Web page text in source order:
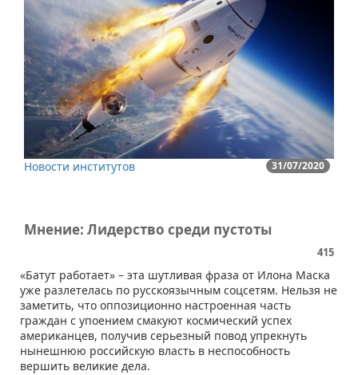
31/07/2020
Новости институтов
Мнение: Лидерство среди пустоты
415
​«Батут работает» – эта шутливая фраза от Илона Маска
уже разлетелась по русскоязычным соцсетям. Нельзя не
заметить, что оппозиционно настроенная часть
граждан с упоением смакуют космический успех
американцев, получив серьезный повод упрекнуть
нынешнюю российскую власть в неспособность
вершить великие дела.